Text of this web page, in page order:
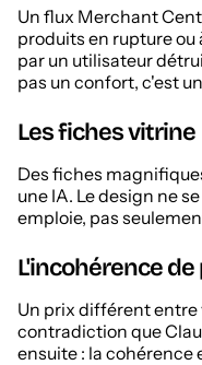
Un flux Merchant
produits en rupture
par un utilisateur
pas un confort, c'est
Les fiches vitrine
Des fiches
une IA. Le design ne
emploie, pas
L'incohérence
Un prix différent entre
contradiction que
ensuite : la cohérence